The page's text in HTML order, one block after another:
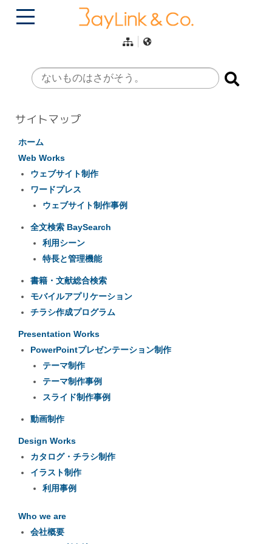
サイトマップ
ホーム
Web Works
ウェブサイト制作
ワードプレス
ウェブサイト制作事例
全文検索 BaySearch
利用シーン
特長と管理機能
書籍・文献総合検索
モバイルアプリケーション
チラシ作成プログラム
Presentation Works
PowerPointプレゼンテーション制作
テーマ制作
テーマ制作事例
スライド制作事例
動画制作
Design Works
カタログ・チラシ制作
イラスト制作
利用事例
Who we are
会社概要